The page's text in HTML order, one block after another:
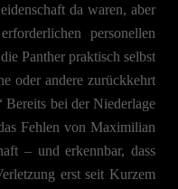
da waren, aber
personellen
Panther praktisch selbst
oder andere zurückkehrt
bei der Niederlage
Fehlen von Maximilian
– und erkennbar, dass
erst seit Kurzem
und sind für die einwandfreie